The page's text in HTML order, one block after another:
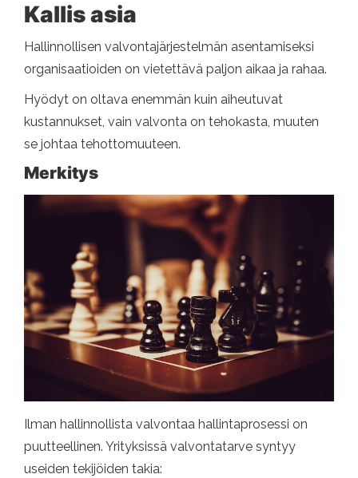
Kallis asia
Hallinnollisen valvontajärjestelmän asentamiseksi
organisaatioiden on vietettävä paljon aikaa ja rahaa.
Hyödyt on oltava enemmän kuin aiheutuvat
kustannukset, vain valvonta on tehokasta, muuten
se johtaa tehottomuuteen.
Merkitys
Ilman hallinnollista valvontaa hallintaprosessi on
puutteellinen. Yrityksissä valvontatarve syntyy
useiden tekijöiden takia: